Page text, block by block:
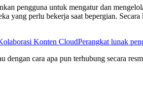
pengguna untuk mengatur dan
yang perlu bekerja saat bepergian.
Konten CloudPerangkat lunak
cara apa pun terhubung secara